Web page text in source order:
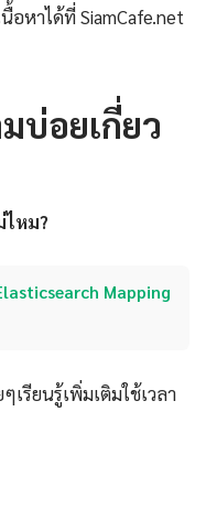
อหาได้ที่ SiamCafe.net
บ่อยเกี่ยว
หม?
Mapping
เรียนรู้เพิ่มเติมใช้เวลา